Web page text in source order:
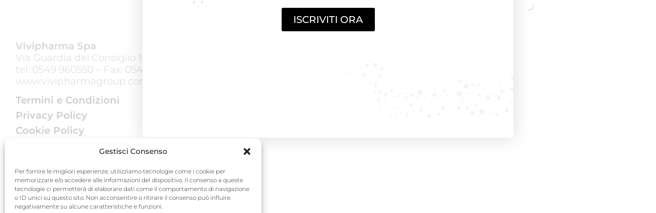
Gestisci Consenso
Per fornire le migliori esperienze, utilizziamo tecnologie come i cookie per
memorizzare e/o accedere alle informazioni del dispositivo. Il consenso a queste
tecnologie ci permetterà di elaborare dati come il comportamento di navigazione
o ID unici su questo sito. Non acconsentire o ritirare il consenso può influire
negativamente su alcune caratteristiche e funzioni.
Vivipharma Spa
Via Guardia del Consiglio 15, 47891 Galazzano (RSM)
tel: 0549 960550 – Fax: 0549 900248
www.vivipharmagroup.com
Termini e Condizioni
Privacy Policy
Cookie Policy
ISCRIVITI ORA